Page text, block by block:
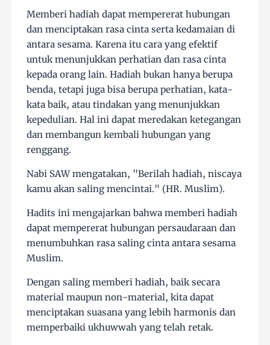
Memberi hadiah dapat mempererat hubungan
dan menciptakan rasa cinta serta kedamaian di
antara sesama. Karena itu cara yang efektif
untuk menunjukkan perhatian dan rasa cinta
kepada orang lain. Hadiah bukan hanya berupa
benda, tetapi juga bisa berupa perhatian, kata-
kata baik, atau tindakan yang menunjukkan
kepedulian. Hal ini dapat meredakan ketegangan
dan membangun kembali hubungan yang
renggang.
Nabi SAW mengatakan, "Berilah hadiah, niscaya
kamu akan saling mencintai." (HR. Muslim).
Hadits ini mengajarkan bahwa memberi hadiah
dapat mempererat hubungan persaudaraan dan
menumbuhkan rasa saling cinta antara sesama
Muslim.
Dengan saling memberi hadiah, baik secara
material maupun non-material, kita dapat
menciptakan suasana yang lebih harmonis dan
memperbaiki ukhuwwah yang telah retak.